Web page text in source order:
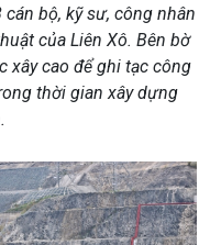
bộ, kỹ sư, công nhân
của Liên Xô. Bên bờ
xây cao để ghi tạc công
thời gian xây dựng